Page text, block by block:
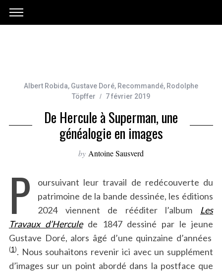
Albert Robida, Gustave Doré, Recommandé, Rodolphe
Töpffer
7 février 2019
De Hercule à Superman, une
généalogie en images
by Antoine Sausverd
P
oursuivant leur travail de redécouverte du
patrimoine de la bande dessinée, les éditions
2024 viennent de rééditer l’album Les
Travaux d’Herculede 1847 dessiné par le jeune
Gustave Doré, alors âgé d’une quinzaine d’années
(1). Nous souhaitons revenir ici avec un supplément
d’images sur un point abordé dans la postface que